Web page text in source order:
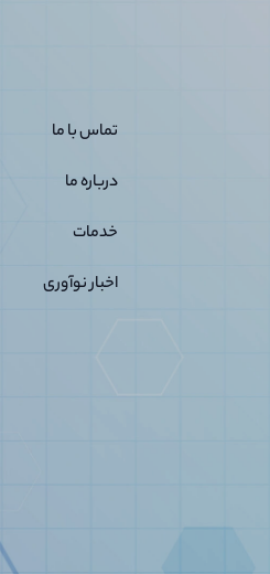
تماس با ما
درباره ما
خدمات
اخبار نوآوری